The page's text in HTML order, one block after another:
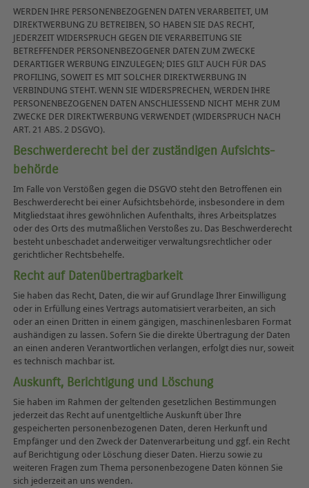
WERDEN IHRE PERSONENBEZOGENEN DATEN VERARBEITET, UM
DIREKTWERBUNG ZU BETREIBEN, SO HABEN SIE DAS RECHT,
JEDERZEIT WIDERSPRUCH GEGEN DIE VERARBEITUNG SIE
BETREFFENDER PERSONENBEZOGENER DATEN ZUM ZWECKE
DERARTIGER WERBUNG EINZULEGEN; DIES GILT AUCH FÜR DAS
PROFILING, SOWEIT ES MIT SOLCHER DIREKTWERBUNG IN
VERBINDUNG STEHT. WENN SIE WIDERSPRECHEN, WERDEN IHRE
PERSONENBEZOGENEN DATEN ANSCHLIESSEND NICHT MEHR ZUM
ZWECKE DER DIREKTWERBUNG VERWENDET (WIDERSPRUCH NACH
ART. 21 ABS. 2 DSGVO).
Beschwerde­recht bei der zuständigen Aufsichts­
behörde
Im Falle von Verstößen gegen die DSGVO steht den Betroffenen ein
Beschwerderecht bei einer Aufsichtsbehörde, insbesondere in dem
Mitgliedstaat ihres gewöhnlichen Aufenthalts, ihres Arbeitsplatzes
oder des Orts des mutmaßlichen Verstoßes zu. Das Beschwerderecht
besteht unbeschadet anderweitiger verwaltungsrechtlicher oder
gerichtlicher Rechtsbehelfe.
Recht auf Daten­übertrag­barkeit
Sie haben das Recht, Daten, die wir auf Grundlage Ihrer Einwilligung
oder in Erfüllung eines Vertrags automatisiert verarbeiten, an sich
oder an einen Dritten in einem gängigen, maschinenlesbaren Format
aushändigen zu lassen. Sofern Sie die direkte Übertragung der Daten
an einen anderen Verantwortlichen verlangen, erfolgt dies nur, soweit
es technisch machbar ist.
Auskunft, Berichtigung und Löschung
Sie haben im Rahmen der geltenden gesetzlichen Bestimmungen
jederzeit das Recht auf unentgeltliche Auskunft über Ihre
gespeicherten personenbezogenen Daten, deren Herkunft und
Empfänger und den Zweck der Datenverarbeitung und ggf. ein Recht
auf Berichtigung oder Löschung dieser Daten. Hierzu sowie zu
weiteren Fragen zum Thema personenbezogene Daten können Sie
sich jederzeit an uns wenden.